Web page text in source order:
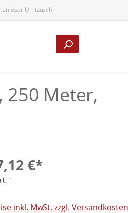
Umtausch
250 Meter,
€*
1
inkl. MwSt. zzgl. Versandkosten